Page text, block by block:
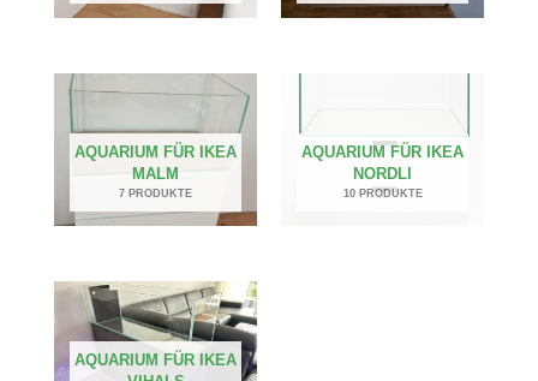
AQUARIUM FÜR IKEA
MALM
7 PRODUKTE
AQUARIUM FÜR IKEA
NORDLI
10 PRODUKTE
AQUARIUM FÜR IKEA